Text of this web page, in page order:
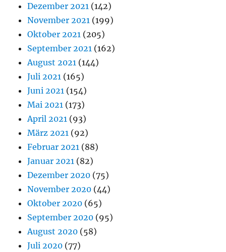
Dezember 2021 (142)
November 2021 (199)
Oktober 2021 (205)
September 2021 (162)
August 2021 (144)
Juli 2021 (165)
Juni 2021 (154)
Mai 2021 (173)
April 2021 (93)
März 2021 (92)
Februar 2021 (88)
Januar 2021 (82)
Dezember 2020 (75)
November 2020 (44)
Oktober 2020 (65)
September 2020 (95)
August 2020 (58)
Juli 2020 (77)